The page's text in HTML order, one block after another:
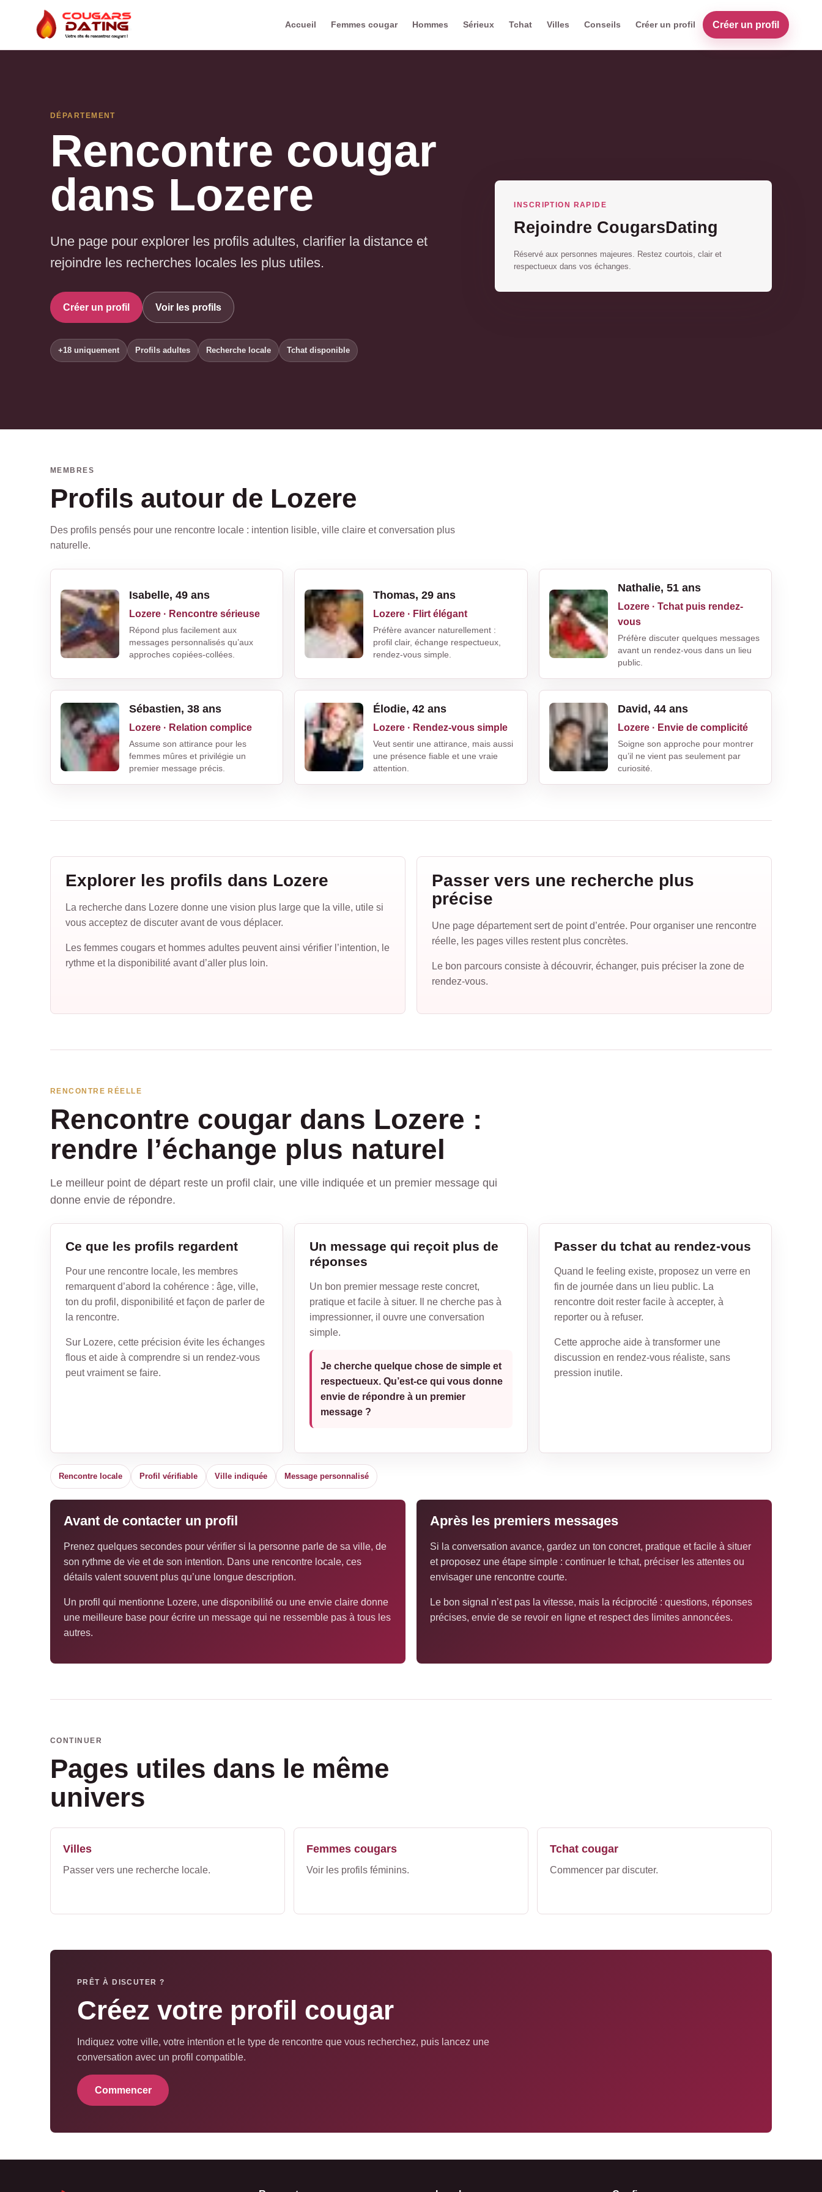
Accueil Femmes cougar Hommes Sérieux Tchat Villes Conseils Créer un profil Créer un profil
DÉPARTEMENT
Rencontre cougar
dans Lozere
Une page pour explorer les profils adultes, clarifier la distance et
rejoindre les recherches locales les plus utiles.
Créer un profil Voir les profils
+18 uniquement Profils adultes Recherche locale Tchat disponible
INSCRIPTION RAPIDE
Rejoindre CougarsDating
Réservé aux personnes majeures. Restez courtois, clair et
respectueux dans vos échanges.
MEMBRES
Profils autour de Lozere
Des profils pensés pour une rencontre locale : intention lisible, ville claire et conversation plus
naturelle.
Isabelle, 49 ans
Lozere · Rencontre sérieuse
Répond plus facilement aux
messages personnalisés qu’aux
approches copiées-collées.
Thomas, 29 ans
Lozere · Flirt élégant
Préfère avancer naturellement :
profil clair, échange respectueux,
rendez-vous simple.
Nathalie, 51 ans
Lozere · Tchat puis rendez-
vous
Préfère discuter quelques messages
avant un rendez-vous dans un lieu
public.
Sébastien, 38 ans
Lozere · Relation complice
Assume son attirance pour les
femmes mûres et privilégie un
premier message précis.
Élodie, 42 ans
Lozere · Rendez-vous simple
Veut sentir une attirance, mais aussi
une présence fiable et une vraie
attention.
David, 44 ans
Lozere · Envie de complicité
Soigne son approche pour montrer
qu’il ne vient pas seulement par
curiosité.
Explorer les profils dans Lozere
La recherche dans Lozere donne une vision plus large que la ville, utile si
vous acceptez de discuter avant de vous déplacer.
Les femmes cougars et hommes adultes peuvent ainsi vérifier l’intention, le
rythme et la disponibilité avant d’aller plus loin.
Passer vers une recherche plus
précise
Une page département sert de point d’entrée. Pour organiser une rencontre
réelle, les pages villes restent plus concrètes.
Le bon parcours consiste à découvrir, échanger, puis préciser la zone de
rendez-vous.
RENCONTRE RÉELLE
Rencontre cougar dans Lozere :
rendre l’échange plus naturel
Le meilleur point de départ reste un profil clair, une ville indiquée et un premier message qui
donne envie de répondre.
Ce que les profils regardent
Pour une rencontre locale, les membres
remarquent d’abord la cohérence : âge, ville,
ton du profil, disponibilité et façon de parler de
la rencontre.
Sur Lozere, cette précision évite les échanges
flous et aide à comprendre si un rendez-vous
peut vraiment se faire.
Un message qui reçoit plus de
réponses
Un bon premier message reste concret,
pratique et facile à situer. Il ne cherche pas à
impressionner, il ouvre une conversation
simple.
Je cherche quelque chose de simple et
respectueux. Qu’est-ce qui vous donne
envie de répondre à un premier
message ?
Passer du tchat au rendez-vous
Quand le feeling existe, proposez un verre en
fin de journée dans un lieu public. La
rencontre doit rester facile à accepter, à
reporter ou à refuser.
Cette approche aide à transformer une
discussion en rendez-vous réaliste, sans
pression inutile.
Rencontre locale Profil vérifiable Ville indiquée Message personnalisé
Avant de contacter un profil
Prenez quelques secondes pour vérifier si la personne parle de sa ville, de
son rythme de vie et de son intention. Dans une rencontre locale, ces
détails valent souvent plus qu’une longue description.
Un profil qui mentionne Lozere, une disponibilité ou une envie claire donne
une meilleure base pour écrire un message qui ne ressemble pas à tous les
autres.
Après les premiers messages
Si la conversation avance, gardez un ton concret, pratique et facile à situer
et proposez une étape simple : continuer le tchat, préciser les attentes ou
envisager une rencontre courte.
Le bon signal n’est pas la vitesse, mais la réciprocité : questions, réponses
précises, envie de se revoir en ligne et respect des limites annoncées.
CONTINUER
Pages utiles dans le même
univers
Villes
Passer vers une recherche locale.
Femmes cougars
Voir les profils féminins.
Tchat cougar
Commencer par discuter.
PRÊT À DISCUTER ?
Créez votre profil cougar
Indiquez votre ville, votre intention et le type de rencontre que vous recherchez, puis lancez une
conversation avec un profil compatible.
Commencer